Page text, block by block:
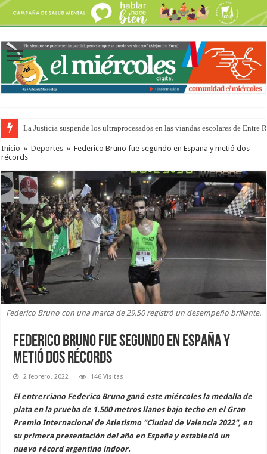
La Justicia suspende los ultraprocesados en las viandas escolares de Entre
Se presentará la obra “La Runfla de los Macanos”
Inicio » Deportes » Federico Bruno fue segundo en España y metió dos
récords
Federico Bruno con una marca de 29.50 registró un desempeño brillante.
Federico Bruno fue segundo en España y
metió dos récords
2 febrero, 2022 146 Visitas
El entrerriano Federico Bruno ganó este miércoles la medalla de
plata en la prueba de 1.500 metros llanos bajo techo en el Gran
Premio Internacional de Atletismo "Ciudad de Valencia 2022", en
su primera presentación del año en España y estableció un
nuevo récord argentino indoor.